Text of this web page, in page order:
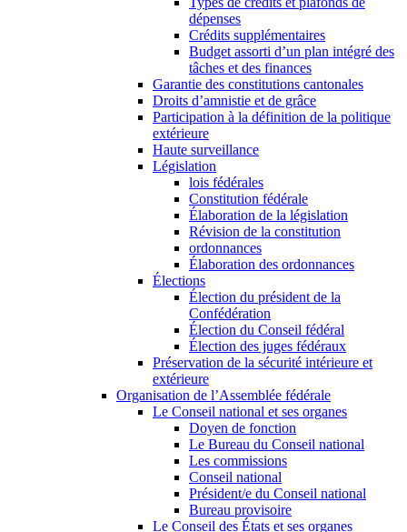
dépenses
Crédits supplémentaires
Budget assorti d’un plan intégré des
tâches et des finances
Garantie des constitutions cantonales
Droits d’amnistie et de grâce
Participation à la définition de la politique
extérieure
Haute surveillance
Législation
lois fédérales
Constitution fédérale
Élaboration de la législation
Révision de la constitution
ordonnances
Élaboration des ordonnances
Élections
Élection du président de la
Confédération
Élection du Conseil fédéral
Élection des juges fédéraux
Préservation de la sécurité intérieure et
extérieure
Organisation de l’Assemblée fédérale
Le Conseil national et ses organes
Doyen de fonction
Le Bureau du Conseil national
Les commissions
Conseil national
Président/e du Conseil national
Bureau provisoire
Le Conseil des États et ses organes